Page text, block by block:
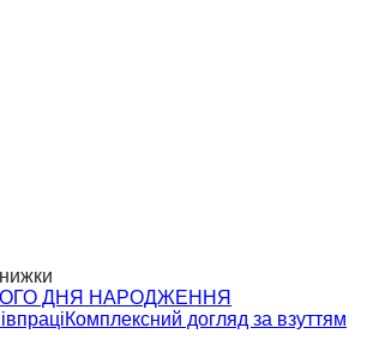
ДНЯ НАРОДЖЕННЯ
Комплексний догляд за взуттям